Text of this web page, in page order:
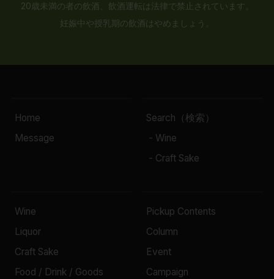
20歳未満の者の飲酒、飲酒運転は法律で禁止されています。
妊娠中や授乳期の飲酒はやめましょう。
Home
Message
Search（検索）
- Wine
- Craft Sake
Wine
Liquor
Craft Sake
Food / Drink / Goods
Pickup Contents
Column
Event
Campaign